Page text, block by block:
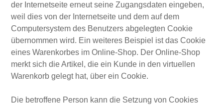
der Internetseite erneut seine Zugangsdaten eingeben,
weil dies von der Internetseite und dem auf dem
Computersystem des Benutzers abgelegten Cookie
übernommen wird. Ein weiteres Beispiel ist das Cookie
eines Warenkorbes im Online-Shop. Der Online-Shop
merkt sich die Artikel, die ein Kunde in den virtuellen
Warenkorb gelegt hat, über ein Cookie.
Die betroffene Person kann die Setzung von Cookies